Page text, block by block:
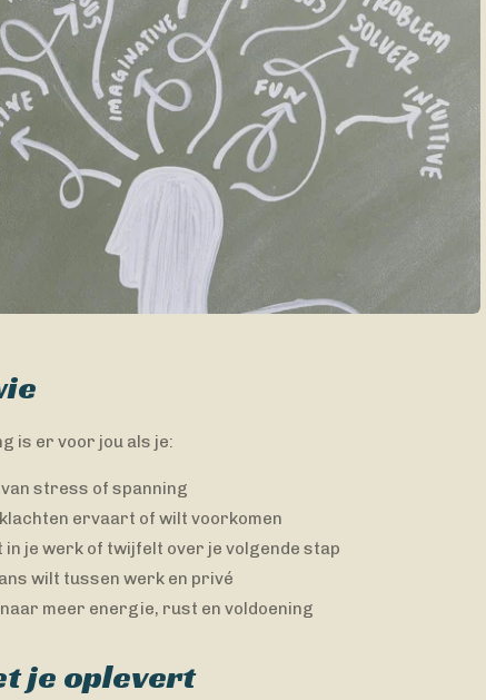
is er voor jou als je:
stress of spanning
ervaart of wilt voorkomen
in je werk of twijfelt over je volgende stap
wilt tussen werk en privé
meer energie, rust en voldoening
je oplevert